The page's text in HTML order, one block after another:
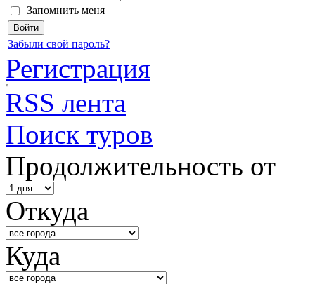
Запомнить меня
Забыли свой пароль?
Регистрация
RSS лента
Поиск туров
Продолжительность от
Откуда
Куда